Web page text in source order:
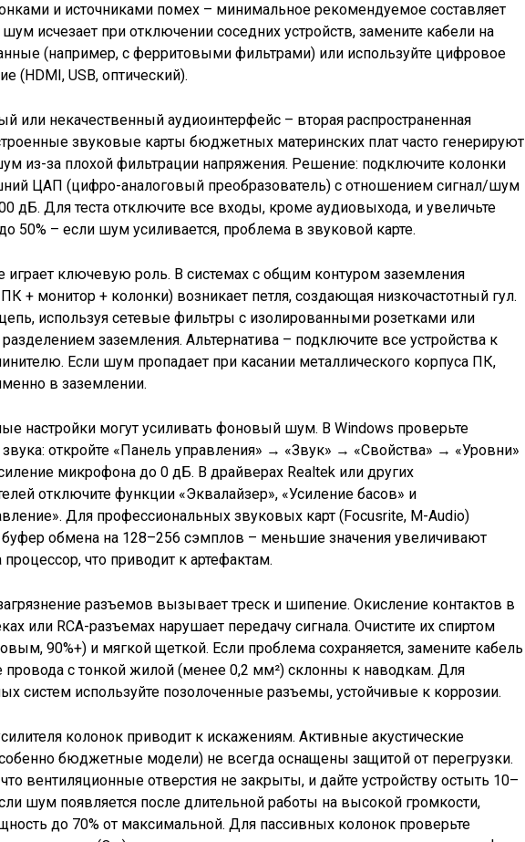
и источниками помех – минимальное рекомендуемое составляет
исчезает при отключении соседних устройств, замените кабели на
(например, с ферритовыми фильтрами) или используйте цифровое
(HDMI, USB, оптический).
или некачественный аудиоинтерфейс – вторая распространенная
звуковые карты бюджетных материнских плат часто генерируют
из-за плохой фильтрации напряжения. Решение: подключите колонки
ЦАП (цифро-аналоговый преобразователь) с отношением сигнал/шум
дБ. Для теста отключите все входы, кроме аудиовыхода, и увеличьте
50% – если шум усиливается, проблема в звуковой карте.
играет ключевую роль. В системах с общим контуром заземления
+ монитор + колонки) возникает петля, создающая низкочастотный гул.
используя сетевые фильтры с изолированными розетками или
заземления. Альтернатива – подключите все устройства к
Если шум пропадает при касании металлического корпуса ПК,
в заземлении.
настройки могут усиливать фоновый шум. В Windows проверьте
откройте «Панель управления» → «Звук» → «Свойства» → «Уровни»
микрофона до 0 дБ. В драйверах Realtek или других
отключите функции «Эквалайзер», «Усиление басов» и
Для профессиональных звуковых карт (Focusrite, M-Audio)
буфер обмена на 128–256 сэмплов – меньшие значения увеличивают
процессор, что приводит к артефактам.
разъемов вызывает треск и шипение. Окисление контактов в
или RCA-разъемах нарушает передачу сигнала. Очистите их спиртом
90%+) и мягкой щеткой. Если проблема сохраняется, замените кабель
с тонкой жилой (менее 0,2 мм²) склонны к наводкам. Для
систем используйте позолоченные разъемы, устойчивые к коррозии.
колонок приводит к искажениям. Активные акустические
бюджетные модели) не всегда оснащены защитой от перегрузки.
вентиляционные отверстия не закрыты, и дайте устройству остыть 10–
шум появляется после длительной работы на высокой громкости,
до 70% от максимальной. Для пассивных колонок проверьте